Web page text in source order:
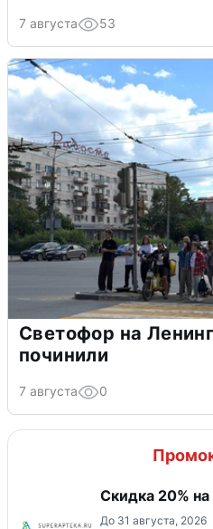
7 августа 53
Светофор на
починили
7 августа 0
Скидка 20%
До 31 августа, 2026